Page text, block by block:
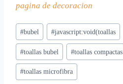
pagina de decoracion
Etiquetas
de
la
entrada:
#bubel #javascript:void(toallas
#toallas bubel #toallas compactas
#toallas microfibra